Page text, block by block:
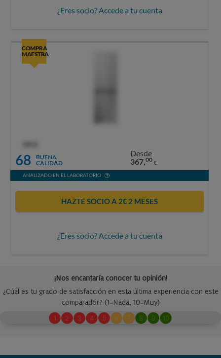
¿Eres socio? Accede a tu cuenta
COMPRA
MAESTRA
68
BUENA
CALIDAD
Desde
367,00 €
ANALIZADO EN EL LABORATORIO
HAZTE SOCIO A 2€ 2 MESES
¿Eres socio? Accede a tu cuenta